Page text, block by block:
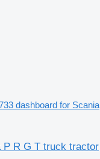
dashboard for Scania
P R G T truck tractor